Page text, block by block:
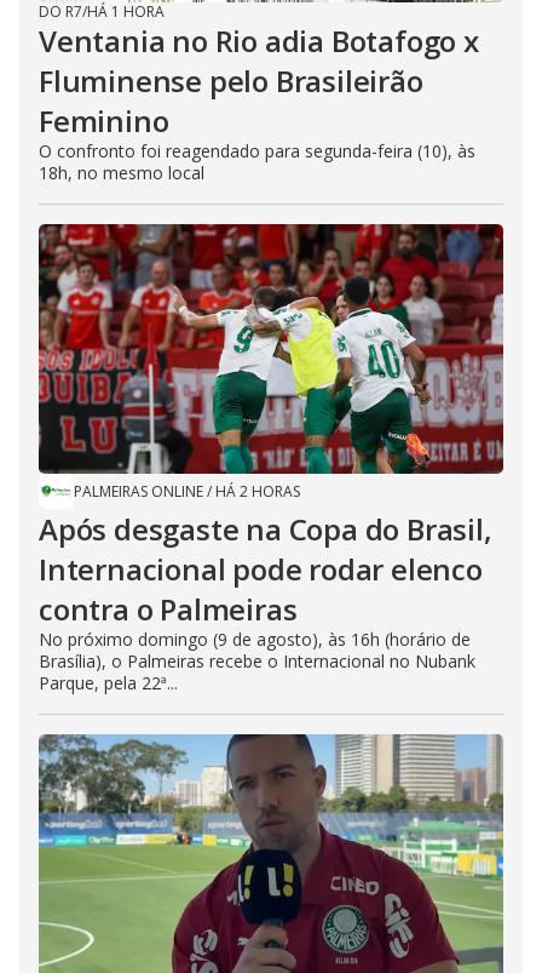
DO R7/HÁ 1 HORA
Ventania no Rio adia Botafogo x
Fluminense pelo Brasileirão
Feminino
O confronto foi reagendado para segunda-feira (10), às
18h, no mesmo local
PALMEIRAS ONLINE/ HÁ 2 HORAS
Após desgaste na Copa do Brasil,
Internacional pode rodar elenco
contra o Palmeiras
No próximo domingo (9 de agosto), às 16h (horário de
Brasília), o Palmeiras recebe o Internacional no Nubank
Parque, pela 22ª...